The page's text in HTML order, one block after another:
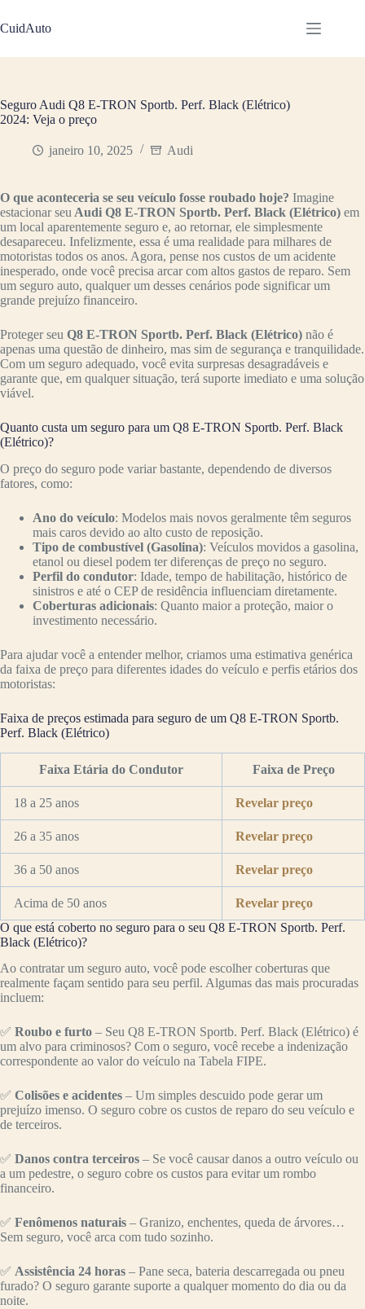
para
o
CuidAuto
Seguro Audi Q8 E-TRON Sportb. Perf. Black (Elétrico)
2024: Veja o preço
janeiro 10, 2025 Audi
O que aconteceria se seu veículo fosse roubado hoje? Imagine
estacionar seu Audi Q8 E-TRON Sportb. Perf. Black (Elétrico) em
um local aparentemente seguro e, ao retornar, ele simplesmente
desapareceu. Infelizmente, essa é uma realidade para milhares de
motoristas todos os anos. Agora, pense nos custos de um acidente
inesperado, onde você precisa arcar com altos gastos de reparo. Sem
um seguro auto, qualquer um desses cenários pode significar um
grande prejuízo financeiro.
Proteger seu Q8 E-TRON Sportb. Perf. Black (Elétrico) não é
apenas uma questão de dinheiro, mas sim de segurança e tranquilidade.
Com um seguro adequado, você evita surpresas desagradáveis e
garante que, em qualquer situação, terá suporte imediato e uma solução
viável.
Quanto custa um seguro para um Q8 E-TRON Sportb. Perf. Black
(Elétrico)?
O preço do seguro pode variar bastante, dependendo de diversos
fatores, como:
Ano do veículo: Modelos mais novos geralmente têm seguros
mais caros devido ao alto custo de reposição.
Tipo de combustível (Gasolina): Veículos movidos a gasolina,
etanol ou diesel podem ter diferenças de preço no seguro.
Perfil do condutor: Idade, tempo de habilitação, histórico de
sinistros e até o CEP de residência influenciam diretamente.
Coberturas adicionais: Quanto maior a proteção, maior o
investimento necessário.
Para ajudar você a entender melhor, criamos uma estimativa genérica
da faixa de preço para diferentes idades do veículo e perfis etários dos
motoristas:
Faixa de preços estimada para seguro de um Q8 E-TRON Sportb.
Perf. Black (Elétrico)
Faixa Etária do Condutor Faixa de Preço
18 a 25 anos Revelar preço
26 a 35 anos Revelar preço
36 a 50 anos Revelar preço
Acima de 50 anos
Revelar preço
O que está coberto no seguro para o seu Q8 E-TRON Sportb. Perf.
Black (Elétrico)?
Ao contratar um seguro auto, você pode escolher coberturas que
realmente façam sentido para seu perfil. Algumas das mais procuradas
incluem:
✅ Roubo e furto – Seu Q8 E-TRON Sportb. Perf. Black (Elétrico) é
um alvo para criminosos? Com o seguro, você recebe a indenização
correspondente ao valor do veículo na Tabela FIPE.
✅ Colisões e acidentes – Um simples descuido pode gerar um
prejuízo imenso. O seguro cobre os custos de reparo do seu veículo e
de terceiros.
✅ Danos contra terceiros – Se você causar danos a outro veículo ou
a um pedestre, o seguro cobre os custos para evitar um rombo
financeiro.
✅ Fenômenos naturais – Granizo, enchentes, queda de árvores…
Sem seguro, você arca com tudo sozinho.
✅ Assistência 24 horas – Pane seca, bateria descarregada ou pneu
furado? O seguro garante suporte a qualquer momento do dia ou da
noite.